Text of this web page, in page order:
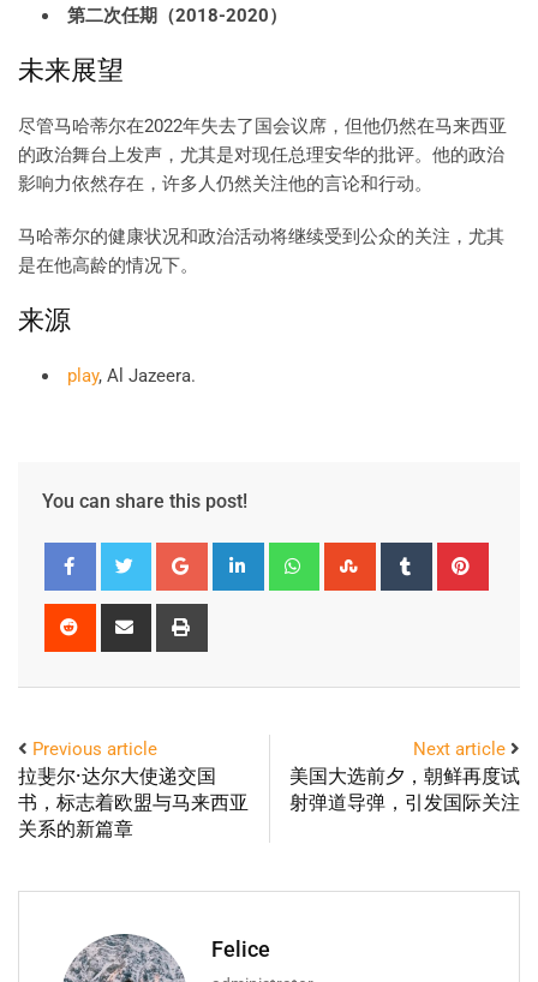
第二次任期（2018-2020）
未来展望
尽管马哈蒂尔在2022年失去了国会议席，但他仍然在马来西亚
的政治舞台上发声，尤其是对现任总理安华的批评。他的政治
影响力依然存在，许多人仍然关注他的言论和行动。
马哈蒂尔的健康状况和政治活动将继续受到公众的关注，尤其
是在他高龄的情况下。
来源
play, Al Jazeera.
You can share this post!
Previous article
拉斐尔·达尔大使递交国
书，标志着欧盟与马来西亚
关系的新篇章
Next article
美国大选前夕，朝鲜再度试
射弹道导弹，引发国际关注
Felice